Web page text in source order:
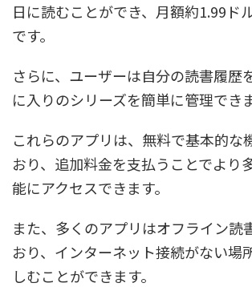
日に読むことができ、月額約1.99ド
です。
さらに、ユーザーは自分の読書履歴
に入りのシリーズを簡単に管理できま
これらのアプリは、無料で基本的な
おり、追加料金を支払うことでより
能にアクセスできます。
また、多くのアプリはオフライン読
おり、インターネット接続がない場
しむことができます。